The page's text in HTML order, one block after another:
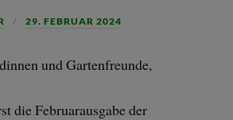
29. FEBRUAR 2024
und Gartenfreunde,
die Februarausgabe der